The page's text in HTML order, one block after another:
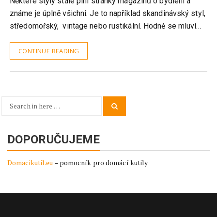
známe je úplně všichni. Je to například skandinávský styl,
středomořský, vintage nebo rustikální. Hodně se mluví…
CONTINUE READING
Search
DOPORUČUJEME
Domacikutil.eu – pomocník pro domácí kutily